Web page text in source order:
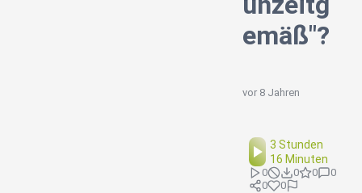
emäß"?
vor 8 Jahren
3 Stunden
16 Minuten
0 0 0
0
0
0